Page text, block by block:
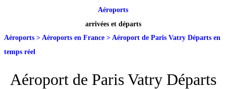
Aéroports
arrivées et départs
Aéroports > Aéroports en France > Aéroport de Paris Vatry Départs en
temps réel
Aéroport de Paris Vatry Départs